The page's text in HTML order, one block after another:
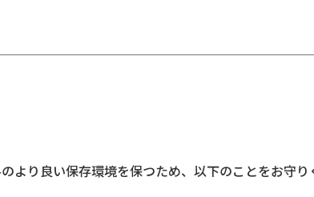
り良い保存環境を保つため、以下のことをお守り